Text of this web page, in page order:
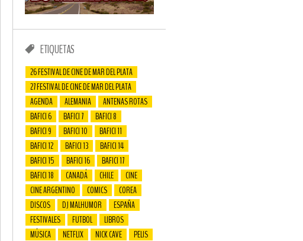
ETIQUETAS
26 FESTIVAL DE CINE DE MAR DEL PLATA
27 FESTIVAL DE CINE DE MAR DEL PLATA
AGENDA
ALEMANIA
ANTENAS ROTAS
BAFICI 6
BAFICI 7
BAFICI 8
BAFICI 9
BAFICI 10
BAFICI 11
BAFICI 12
BAFICI 13
BAFICI 14
BAFICI 15
BAFICI 16
BAFICI 17
BAFICI 18
CANADÁ CHILE
CINE
CINE ARGENTINO
COMICS
COREA
DISCOS
DJ MALHUMOR
ESPAÑA
FESTIVALES
FUTBOL
LIBROS
MÚSICA
NETFLIX NICK CAVE
PELIS